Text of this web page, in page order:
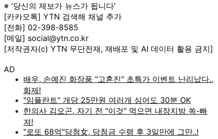
※ '당신의 제보가 뉴스가 됩니다'
[카카오톡] YTN 검색해 채널 추가
[전화] 02-398-8585
[메일] social@ytn.co.kr
[저작권자(c) YTN 무단전재, 재배포 및 AI 데이터 활용 금지]
AD